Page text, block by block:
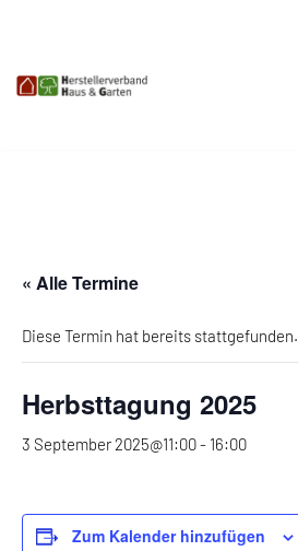
Inhalt
« Alle Termine
Diese Termin hat bereits stattgefunden.
Herbsttagung 2025
3 September 2025@11:00- 16:00
Zum Kalender hinzufügen